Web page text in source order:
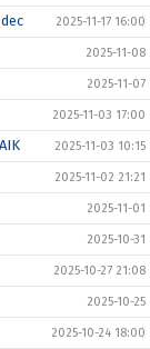
2025-11-17 16:00
2025-11-08
2025-11-07
2025-11-03 17:00
2025-11-03 10:15
2025-11-02 21:21
2025-11-01
2025-10-31
2025-10-27 21:08
2025-10-25
2025-10-24 18:00